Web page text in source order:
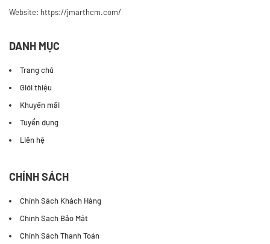
Website: https://jmarthcm.com/
DANH MỤC
Trang chủ
Giới thiệu
Khuyến mãi
Tuyển dụng
Liên hệ
CHÍNH SÁCH
Chính Sách Khách Hàng
Chính Sách Bảo Mật
Chính Sách Thanh Toán